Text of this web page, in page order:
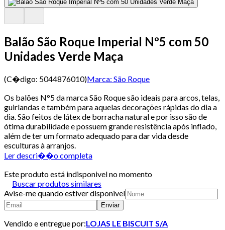
Balão São Roque Imperial Nº5 com 50
Unidades Verde Maça
(C�digo: 5044876010)Marca: São Roque
Os balões N°5 da marca São Roque são ideais para arcos, telas,
guirlandas e também para aquelas decorações rápidas do dia a
dia. São feitos de látex de borracha natural e por isso são de
ótima durabilidade e possuem grande resistência após inflado,
além de ter um formato adequado para dar vida desde
esculturas à arranjos.
Ler descri��o completa
Este produto está indisponivel no momento
Buscar produtos similares
Avise-me quando estiver disponivel
Enviar
Vendido e entregue por:LOJAS LE BISCUIT S/A